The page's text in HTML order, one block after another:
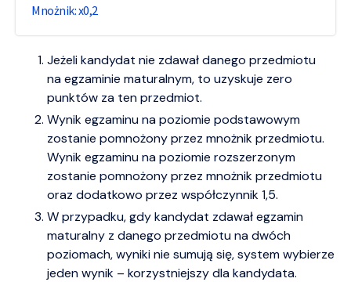
0,2
Jeżeli kandydat nie zdawał danego przedmiotu
na egzaminie maturalnym, to uzyskuje zero
punktów za ten przedmiot.
Wynik egzaminu na poziomie podstawowym
zostanie pomnożony przez mnożnik przedmiotu.
Wynik egzaminu na poziomie rozszerzonym
zostanie pomnożony przez mnożnik przedmiotu
oraz dodatkowo przez współczynnik 1,5.
W przypadku, gdy kandydat zdawał egzamin
maturalny z danego przedmiotu na dwóch
poziomach, wyniki nie sumują się, system wybierze
jeden wynik – korzystniejszy dla kandydata.